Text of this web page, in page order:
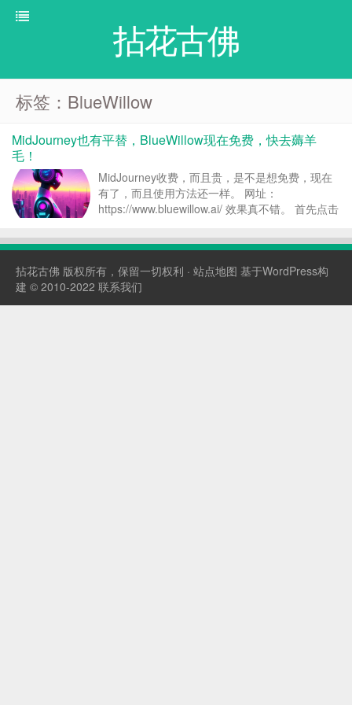
拈花古佛
标签：BlueWillow
MidJourney也有平替，BlueWillow现在免费，快去薅羊
毛！
MidJourney收费，而且贵，是不是想免费，现在
有了，而且使用方法还一样。 网址：
https://www.bluewillow.ai/ 效果真不错。 首先点击
续 这时，会进行注册以及邮箱验证。如果以前使
拈花古佛 版权所有，保留一切权利 · 站点地图 基于WordPress构
建 © 2010-2022 联系我们